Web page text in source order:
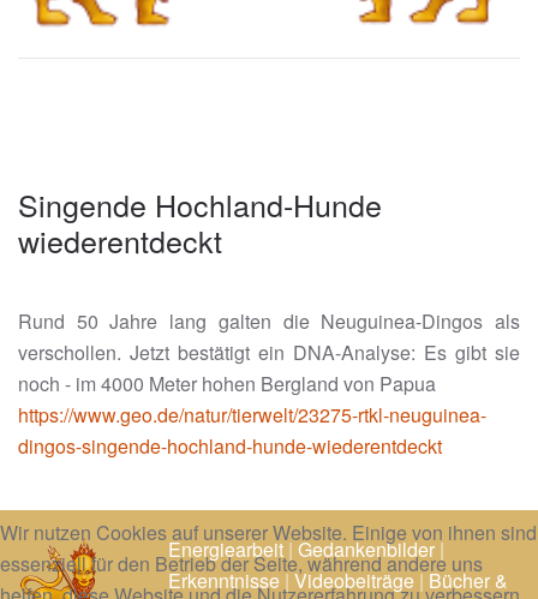
Singende Hochland-Hunde
wiederentdeckt
Rund 50 Jahre lang galten die Neuguinea-Dingos als
verschollen. Jetzt bestätigt ein DNA-Analyse: Es gibt sie
noch - im 4000 Meter hohen Bergland von Papua
https://www.geo.de/natur/tierwelt/23275-rtkl-neuguinea-
dingos-singende-hochland-hunde-wiederentdeckt
Energiearbeit|Gedankenbilder|
Erkenntnisse|Videobeiträge|Bücher &
Wir nutzen Cookies auf unserer Website. Einige von ihnen sind
essenziell für den Betrieb der Seite, während andere uns